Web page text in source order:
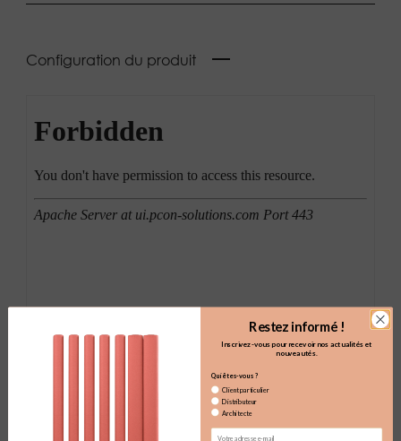
Configuration du produit
Restez informé !
Inscrivez-vous pour recevoir nos actualités et
nouveautés.
Qui êtes-vous ?
Client particulier
Distributeur
Architecte
Email